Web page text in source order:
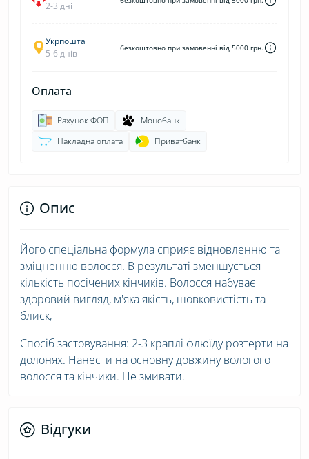
2-3 дні
Укрпошта
5-6 днів
безкоштовно при замовенні від 5000 грн.
Оплата
Рахунок ФОП
Монобанк
Накладна оплата
Приватбанк
Опис
Його спеціальна формула сприяє відновленню та
зміцненню волосся. В результаті зменшується
кількість посічених кінчиків. Волосся набуває
здоровий вигляд, м'яка якість, шовковистість та
блиск,
Спосіб застовування: 2-3 краплі флюїду розтерти на
долонях. Нанести на основну довжину вологого
волосся та кінчики. Не змивати.
Відгуки